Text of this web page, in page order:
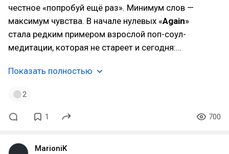
честное «попробуй ещё раз». Минимум слов —
максимум чувства. В начале нулевых «Again»
стала редким примером взрослой поп-соул-
медитации, которая не стареет и сегодня:…
Показать полностью
2
1 700
MarioniK